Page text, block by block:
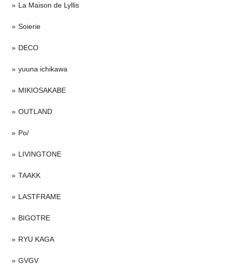
La Maison de Lyllis
Soierie
DECO
yuuna ichikawa
MIKIOSAKABE
OUTLAND
Po/
LIVINGTONE
TAAKK
LASTFRAME
BIGOTRE
RYU KAGA
GVGV